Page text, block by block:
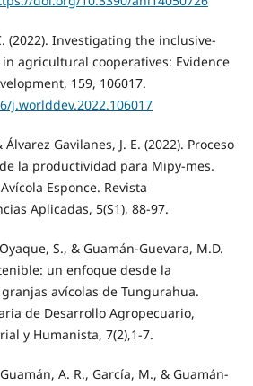
(2022). Investigating the inclusive-
agricultural cooperatives: Evidence
159, 106017.
j.worlddev.2022.106017
Gavilanes, J. E. (2022). Proceso
la productividad para Mipy-mes.
Esponce. Revista
Aplicadas, 5(S1), 88-97.
S., & Guamán-Guevara, M.D.
un enfoque desde la
avícolas de Tungurahua.
de Desarrollo Agropecuario,
y Humanista, 7(2),1-7.
A. R., García, M., & Guamán-